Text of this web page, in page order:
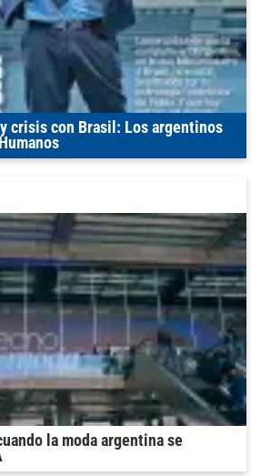
crisis con Brasil: Los argentinos
la moda argentina se